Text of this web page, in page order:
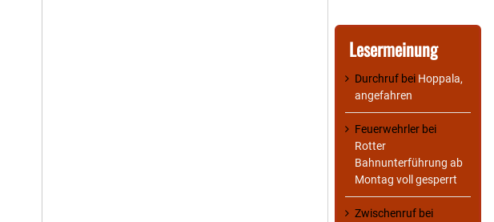
Lesermeinung
Durchruf bei Hoppala,
angefahren
Feuerwehrler bei
Rotter
Bahnunterführung ab
Montag voll gesperrt
Zwischenruf bei